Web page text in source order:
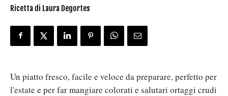
Ricetta di Laura Degortes
Un piatto fresco, facile e veloce da preparare, perfetto per
l'estate e per far mangiare colorati e salutari ortaggi crudi